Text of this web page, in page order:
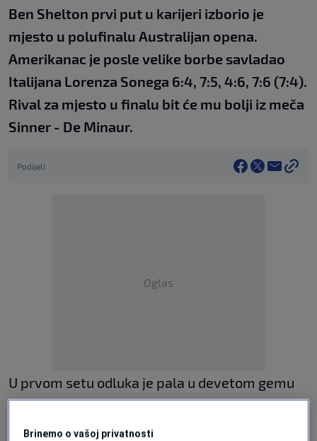
Ben Shelton prvi put u karijeri izborio je
mjesto u polufinalu Australijan opena.
Amerikanac je posle velike borbe savladao
Italijana Lorenza Sonega 6:4, 7:5, 4:6, 7:6 (7:4).
Rival za mjesto u finalu bit će mu bolji iz meča
Sinner - De Minaur.
Podijeli
Oglas
U prvom setu odluka je pala u devetom gemu
kada je Shelton iskoristio treću brejk loptu za
vodstvo od 5:4, a onda je na svoj servis stigao
Brinemo o vašoj privatnosti